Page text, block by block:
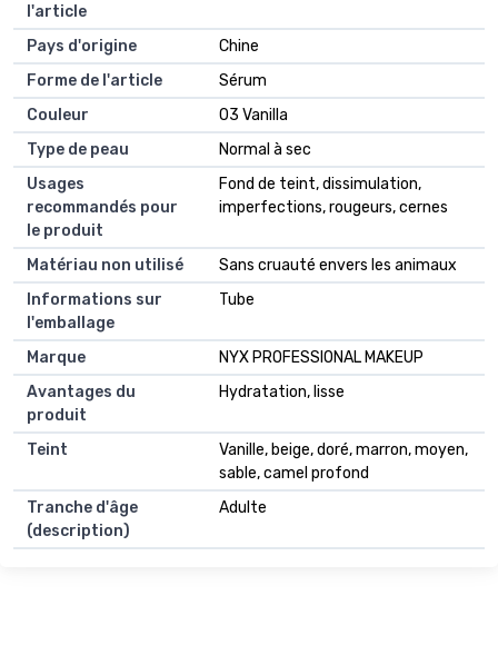
l'article
Pays d'origine
Chine
Forme de l'article
Sérum
Couleur
03 Vanilla
Type de peau
Normal à sec
Usages
recommandés pour
le produit
Fond de teint, dissimulation,
imperfections, rougeurs, cernes
Matériau non utilisé
Sans cruauté envers les animaux
Informations sur
l'emballage
Tube
Marque
NYX PROFESSIONAL MAKEUP
Avantages du
produit
Hydratation, lisse
Teint
Vanille, beige, doré, marron, moyen,
sable, camel profond
Tranche d'âge
(description)
Adulte